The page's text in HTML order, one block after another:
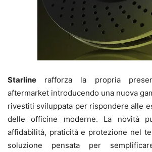
Starline rafforza la propria
aftermarket introducendo una nuova
rivestiti sviluppata per rispondere alle
delle officine moderne. La novità
affidabilità, praticità e protezione nel
soluzione pensata per